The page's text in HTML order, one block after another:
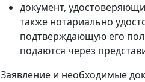
документ,
также нотариально
подтверждающую его
подаются через
Заявление и необходимые